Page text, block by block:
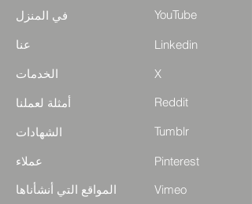
في المنزل
الخدمات
عملاء
عنا
X
Linkedin
Pinterest
أمثلة لعملنا
الشهادات
YouTube
المواقع التي أنشأناها
Reddit
Vimeo
Tumblr